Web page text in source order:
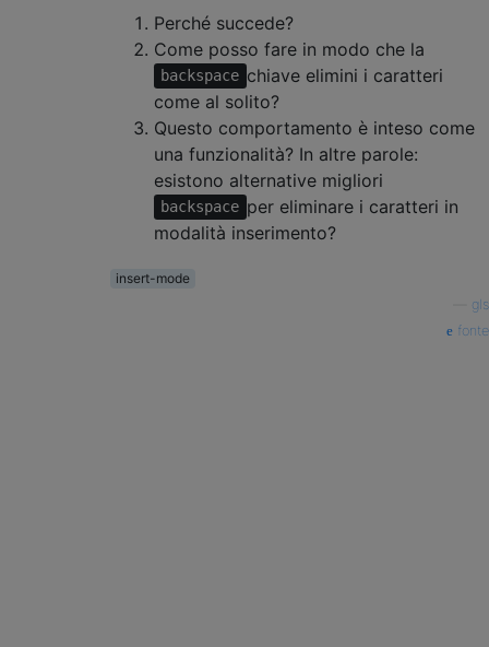
Perché succede?
Come posso fare in modo che la
backspace chiave elimini i caratteri
come al solito?
Questo comportamento è inteso come
una funzionalità? In altre parole:
esistono alternative migliori
backspace per eliminare i caratteri in
modalità inserimento?
insert-mode
gls
fonte